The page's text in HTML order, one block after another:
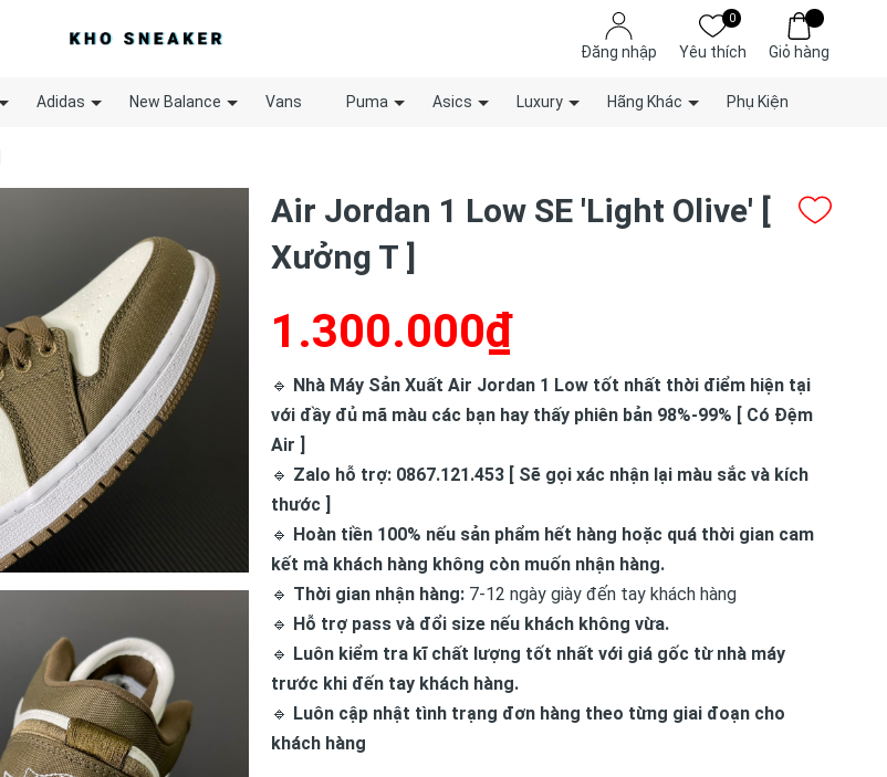
Đăng nhập
0
Yêu thích Giỏ hàng
Adidas New Balance Vans Puma Asics Luxury Hãng Khác Phụ Kiện
Air Jordan 1 Low SE 'Light Olive' [
Xưởng T ]
1.300.000₫
🔹 Nhà Máy Sản Xuất Air Jordan 1 Low tốt nhất thời điểm hiện tại
với đầy đủ mã màu các bạn hay thấy phiên bản 98%-99% [ Có Đệm
Air ]
🔹 Zalo hỗ trợ: 0867.121.453 [ Sẽ gọi xác nhận lại màu sắc và kích
thước ]
🔹 Hoàn tiền 100% nếu sản phẩm hết hàng hoặc quá thời gian cam
kết mà khách hàng không còn muốn nhận hàng.
🔹 Thời gian nhận hàng: 7-12 ngày giày đến tay khách hàng
🔹 Hỗ trợ pass và đổi size nếu khách không vừa.
🔹 Luôn kiểm tra kĩ chất lượng tốt nhất với giá gốc từ nhà máy
trước khi đến tay khách hàng.
🔹 Luôn cập nhật tình trạng đơn hàng theo từng giai đoạn cho
khách hàng